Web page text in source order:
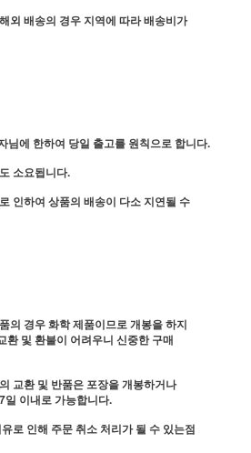
외 배송의 경우 지역에 따라 배송비가
님에 한하여 당일 출고를 원칙으로 합니다.
소요됩니다.
인하여 상품의 배송이 다소 지연될 수
의 경우 화학 제품이므로 개봉을 하지
환 및 환불이 어려우니 신중한 구매
교환 및 반품은 포장을 개봉하거나
일 이내로 가능합니다.
로 인해 주문 취소 처리가 될 수 있는점